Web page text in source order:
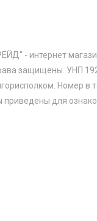
- интернет
защищены. УНП
Номер в
приведены для